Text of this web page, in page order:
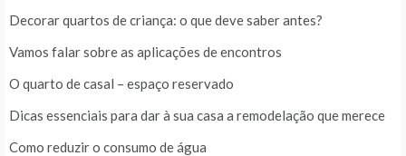
Decorar quartos de criança: o que deve saber antes?
Vamos falar sobre as aplicações de encontros
O quarto de casal – espaço reservado
Dicas essenciais para dar à sua casa a remodelação que merece
Como reduzir o consumo de água